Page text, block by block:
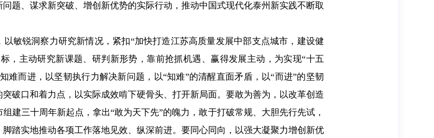
题、谋求新突破、增创新优势的实际行动，推动中国式现代化泰州新实践不断取
敏锐洞察力研究新情况，紧扣“加快打造江苏高质量发展中部支点城市，建设健
，主动研究新课题、研判新形势，靠前抢抓机遇、赢得发展主动，为实现“十五
难而进，以坚韧执行力解决新问题，以“知难”的清醒直面矛盾，以“而进”的坚韧
破口和着力点，以实际成效啃下硬骨头、打开新局面。要敢为善为，以改革创造
建三十周年新起点，拿出“敢为天下先”的魄力，敢于打破常规、大胆先行先试，
踏实地推动各项工作落地见效、纵深前进。要同心同向，以强大凝聚力增创新优